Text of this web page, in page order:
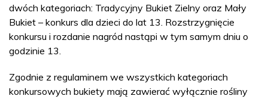
dwóch kategoriach: Tradycyjny Bukiet Zielny oraz Mały
Bukiet – konkurs dla dzieci do lat 13. Rozstrzygnięcie
konkursu i rozdanie nagród nastąpi w tym samym dniu o
godzinie 13.
Zgodnie z regulaminem we wszystkich kategoriach
konkursowych bukiety mają zawierać wyłącznie rośliny